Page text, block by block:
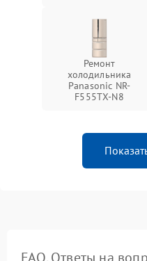
Ремонт
холодильника
Panasonic NR-
F555TX-N8